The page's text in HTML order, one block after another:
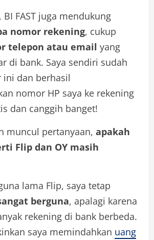
FAST juga mendukung
nomor rekening, cukup
telepon atau email yang
di bank. Saya sendiri sudah
dan berhasil
nomor HP saya ke rekening
dan canggih banget!
muncul pertanyaan, apakah
Flip dan OY masih
lama Flip, saya tetap
berguna, apalagi karena
rekening di bank berbeda.
saya memindahkan uang